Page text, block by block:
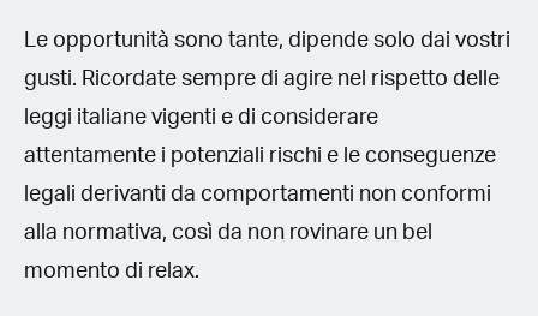
Le opportunità sono tante, dipende solo dai vostri
gusti. Ricordate sempre di agire nel rispetto delle
leggi italiane vigenti e di considerare
attentamente i potenziali rischi e le conseguenze
legali derivanti da comportamenti non conformi
alla normativa, così da non rovinare un bel
momento di relax.